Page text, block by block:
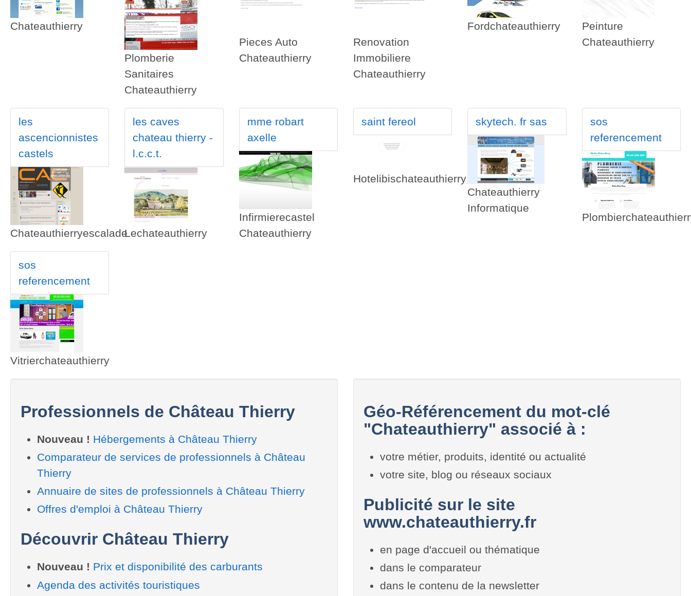
Chateauthierry
Plomberie
Sanitaires
Chateauthierry
Pieces Auto
Chateauthierry
Renovation
Immobiliere
Chateauthierry
Fordchateauthierry
Peinture
Chateauthierry
les
ascencionnistes
castels
Chateauthierryescalade
les caves
chateau thierry -
l.c.c.t.
Lechateauthierry
mme robart
axelle
Infirmierecastel
Chateauthierry
saint fereol
Hotelibischateauthierry
skytech. fr sas
Chateauthierry
Informatique
sos
referencement
sos
referencement
Vitrierchateauthierry
Professionnels de Château Thierry
Nouveau ! Hébergements à Château Thierry
Comparateur de services de professionnels à Château
Thierry
Annuaire de sites de professionnels à Château Thierry
Offres d'emploi à Château Thierry
Découvrir Château Thierry
Nouveau ! Prix et disponibilité des carburants
Agenda des activités touristiques
Géo-Référencement du mot-clé
"Chateauthierry" associé à :
votre métier, produits, identité ou actualité
votre site, blog ou réseaux sociaux
Publicité sur le site
www.chateauthierry.fr
en page d'accueil ou thématique
dans le comparateur
dans le contenu de la newsletter